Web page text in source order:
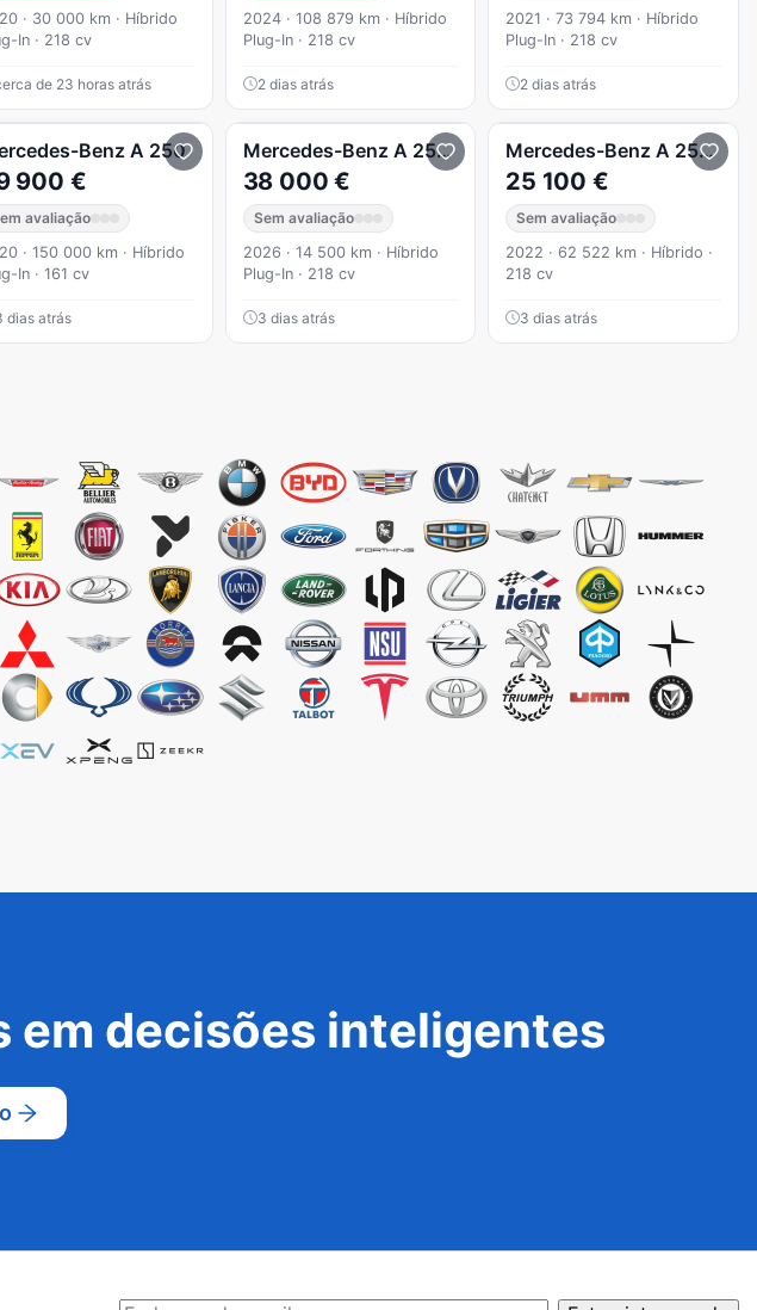
· 30 000 km · Híbrido
In · 218 cv
de 23 horas atrás
2024 · 108 879 km · Híbrido
Plug-In · 218 cv
2 dias atrás
2021 · 73 794 km · Híbrido
Plug-In · 218 cv
2 dias atrás
Progressive
Benz A 250
900 €
avaliação
· 150 000 km · Híbrido
In · 161 cv
dias atrás
Mercedes-Benz A 250 e
38 000 €
Sem avaliação
2026 · 14 500 km · Híbrido
Plug-In · 218 cv
3 dias atrás
Mercedes-Benz A 250 e
25 100 €
Sem avaliação
2022 · 62 522 km · Híbrido ·
218 cv
3 dias atrás
em decisões inteligentes